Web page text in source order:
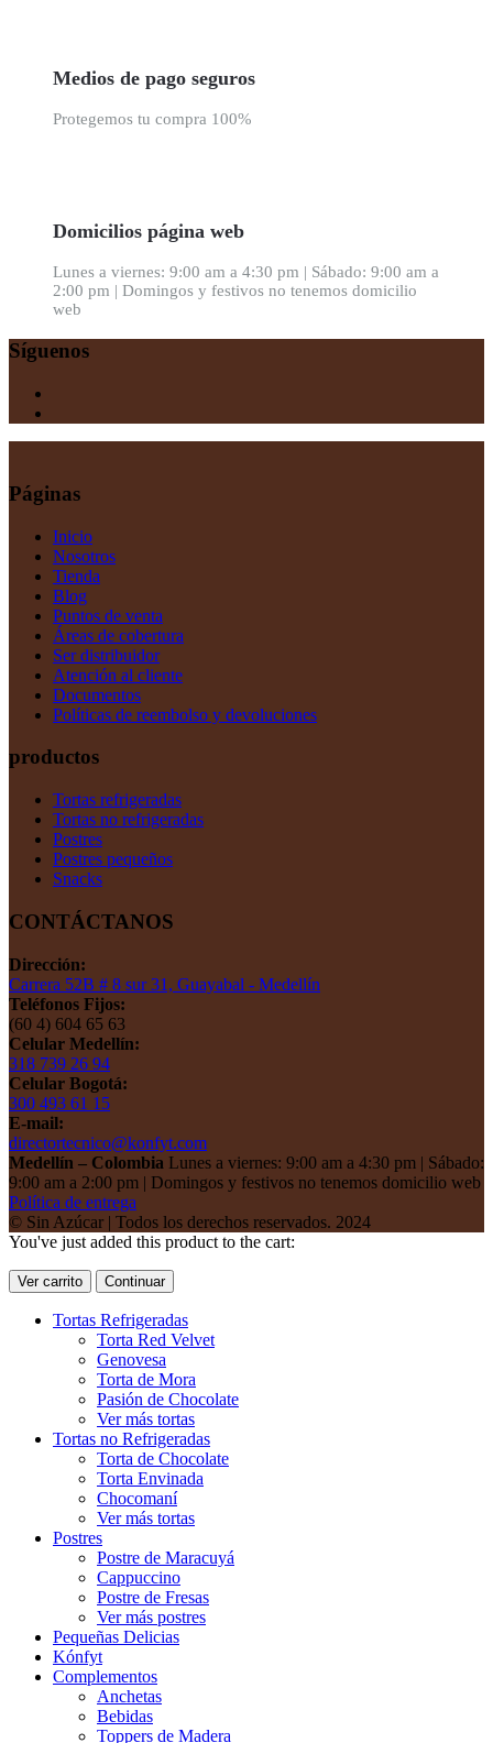
Medios de pago seguros
Protegemos tu compra 100%
Domicilios página web
Lunes a viernes: 9:00 am a 4:30 pm | Sábado: 9:00 am a
2:00 pm | Domingos y festivos no tenemos domicilio
web
Síguenos
Páginas
Inicio
Nosotros
Tienda
Blog
Puntos de venta
Áreas de cobertura
Ser distribuidor
Atención al cliente
Documentos
Políticas de reembolso y devoluciones
productos
Tortas refrigeradas
Tortas no refrigeradas
Postres
Postres pequeños
Snacks
CONTÁCTANOS
Dirección:
Carrera 52B # 8 sur 31, Guayabal - Medellín
Teléfonos Fijos:
(60 4) 604 65 63
Celular Medellín:
318 739 26 94
Celular Bogotá:
300 493 61 15
E-mail:
directortecnico@konfyt.com
Medellín – Colombia Lunes a viernes: 9:00 am a 4:30 pm | Sábado:
9:00 am a 2:00 pm | Domingos y festivos no tenemos domicilio web
Política de entrega
© Sin Azúcar | Todos los derechos reservados. 2024
You've just added this product to the cart:
Ver carrito Continuar
Tortas Refrigeradas
Torta Red Velvet
Genovesa
Torta de Mora
Pasión de Chocolate
Ver más tortas
Tortas no Refrigeradas
Torta de Chocolate
Torta Envinada
Chocomaní
Ver más tortas
Postres
Postre de Maracuyá
Cappuccino
Postre de Fresas
Ver más postres
Pequeñas Delicias
Kónfyt
Complementos
Anchetas
Bebidas
Toppers de Madera